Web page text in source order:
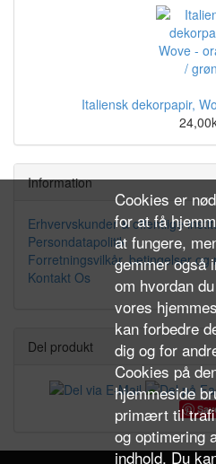
Italiensk dekorpapir,
Information
Erhvervskunder & offentlige
Persondatapolitik
Forretningsvilkår, betingelser og
Kontakt Os
Del produkt
Cookies er
for at få
at fungere,
gemmer også
om hvordan
vores
kan forbedre
dig og for
Cookies på
hjemmeside
primært til
og optimering
indhold. Du